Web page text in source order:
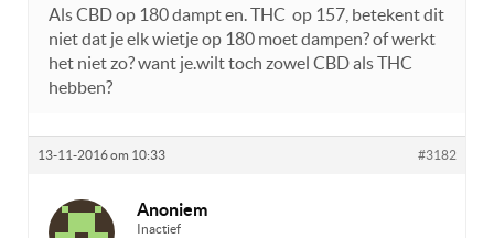
Als CBD op 180 dampt en. THC op 157, betekent dit
niet dat je elk wietje op 180 moet dampen? of werkt
het niet zo? want je.wilt toch zowel CBD als THC
hebben?
13-11-2016 om 10:33 #3182
Anoniem
Inactief